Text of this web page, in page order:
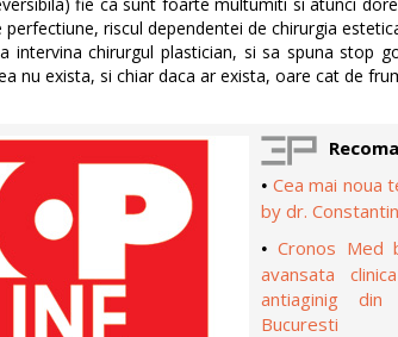
riscul dependentei de chirurgia
intervina chirurgul plastician, si sa spuna stop
nu exista, si chiar daca ar exista, oare cat de
• Cea mai noua
by dr.
• Cronos Med
avansata
antiaginig din
Bucuresti